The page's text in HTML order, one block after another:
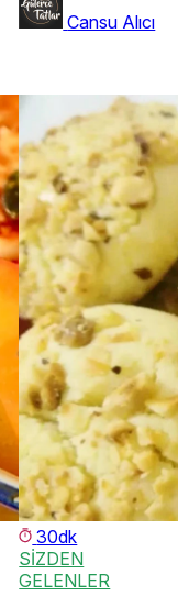
Cansu Alıcı
30dk
SİZDEN
GELENLER